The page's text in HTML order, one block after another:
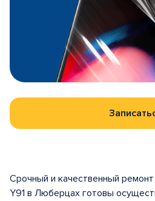
Срочный и качественный
Y91 в Люберцах готовы